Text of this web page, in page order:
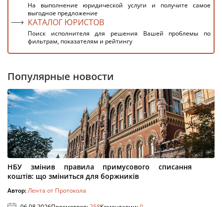
На выполнение юридической услуги и получите самое
выгодное предложение
КАТАЛОГ ЮРИСТОВ
Поиск исполнителя для решения Вашей проблемы по
фильтрам, показателям и рейтингу
Популярные новости
НБУ змінив правила примусового списання
коштів: що зміниться для боржників
Автор:Лента от Протокола